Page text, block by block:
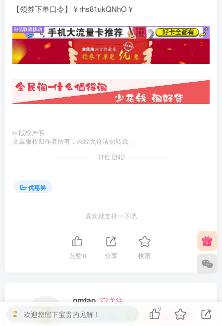
【领券下单口令】￥rhs81ukQNhO￥
© 版权声明
文章版权归作者所有，未经允许请勿转载。
THE END
优惠券
喜欢就支持一下吧
点赞0 分享 收藏
qmtao 关注
0 1 1397W+
欢迎您留下宝贵的见解！
0